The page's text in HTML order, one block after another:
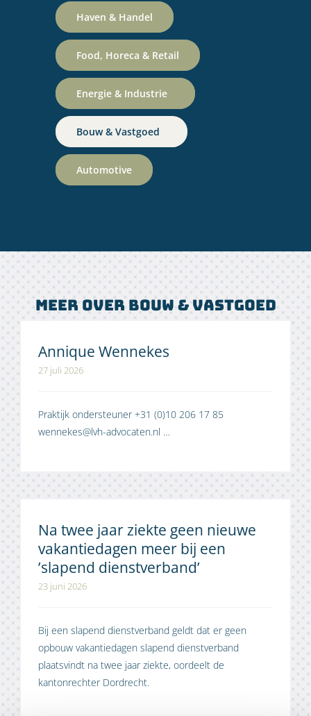
Haven & Handel
Food, Horeca & Retail
Energie & Industrie
Bouw & Vastgoed
Automotive
Meer over Bouw & Vastgoed
Annique Wennekes
27 juli 2026
Praktijk ondersteuner +31 (0)10 206 17 85
wennekes@lvh-advocaten.nl …
Na twee jaar ziekte geen nieuwe
vakantiedagen meer bij een
’slapend dienstverband’
23 juni 2026
Bij een slapend dienstverband geldt dat er geen
opbouw vakantiedagen slapend dienstverband
plaatsvindt na twee jaar ziekte, oordeelt de
kantonrechter Dordrecht.